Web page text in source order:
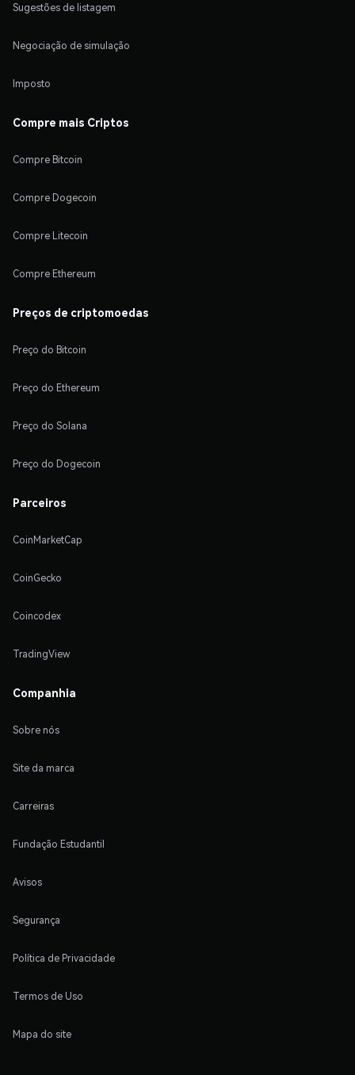
Sugestões de listagem
Negociação de simulação
Imposto
Compre mais Criptos
Compre Bitcoin
Compre Dogecoin
Compre Litecoin
Compre Ethereum
Preços de criptomoedas
Preço do Bitcoin
Preço do Ethereum
Preço do Solana
Preço do Dogecoin
Parceiros
CoinMarketCap
CoinGecko
Coincodex
TradingView
Companhia
Sobre nós
Site da marca
Carreiras
Fundação Estudantil
Avisos
Segurança
Política de Privacidade
Termos de Uso
Mapa do site